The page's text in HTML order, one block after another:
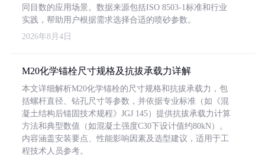
同目数的应用场景。数据来源包括ISO 8503-1标准和行业
实践，帮助用户根据需求选择合适的喷砂参数。
2026年8月4日
M20化学锚栓尺寸规格及抗拔承载力详解
本文详细解析M20化学锚栓的尺寸规格和抗拔承载力，包
括螺杆直径、钻孔尺寸等参数，并依据专业标准（如《混
凝土结构后锚固技术规程》JGJ 145）提供抗拔承载力计算
方法和典型数值（如混凝土强度C30下设计值约80kN）。
内容涵盖安装要点、性能影响因素及选型建议，适用于工
程技术人员参考。